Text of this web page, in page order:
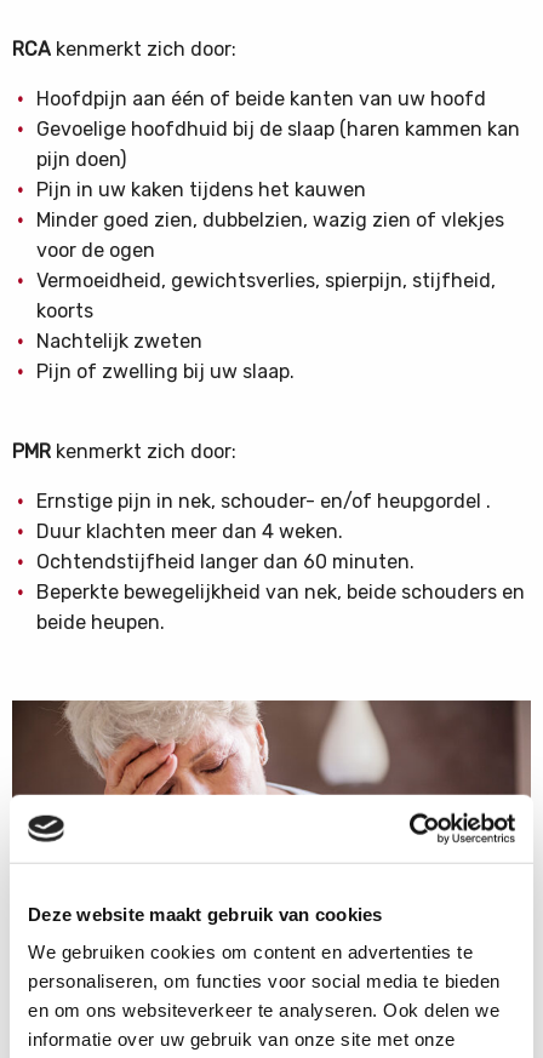
Deze website maakt gebruik van cookies
We gebruiken cookies om content en advertenties te
personaliseren, om functies voor social media te bieden
en om ons websiteverkeer te analyseren. Ook delen we
informatie over uw gebruik van onze site met onze
RCA kenmerkt zich door:
Hoofdpijn aan één of beide kanten van uw hoofd
Gevoelige hoofdhuid bij de slaap (haren kammen kan
pijn doen)
Pijn in uw kaken tijdens het kauwen
Minder goed zien, dubbelzien, wazig zien of vlekjes
voor de ogen
Vermoeidheid, gewichtsverlies, spierpijn, stijfheid,
koorts
Nachtelijk zweten
Pijn of zwelling bij uw slaap.
PMR kenmerkt zich door:
Ernstige pijn in nek, schouder- en/of heupgordel .
Duur klachten meer dan 4 weken.
Ochtendstijfheid langer dan 60 minuten.
Beperkte bewegelijkheid van nek, beide schouders en
beide heupen.